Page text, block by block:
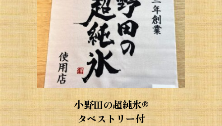
小野田の超純氷®
タペストリー付